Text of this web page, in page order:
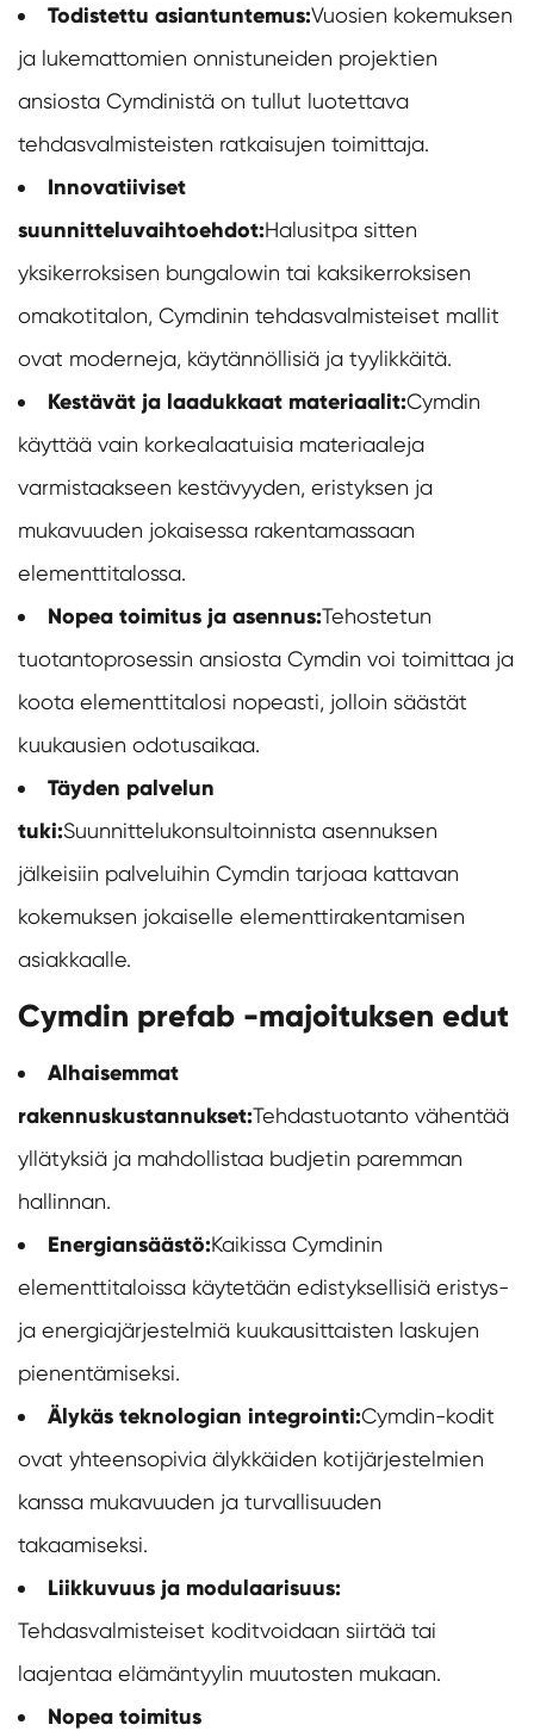
Todistettu asiantuntemus:Vuosien kokemuksen
ja lukemattomien onnistuneiden projektien
ansiosta Cymdinistä on tullut luotettava
tehdasvalmisteisten ratkaisujen toimittaja.
Innovatiiviset
suunnitteluvaihtoehdot:Halusitpa sitten
yksikerroksisen bungalowin tai kaksikerroksisen
omakotitalon, Cymdinin tehdasvalmisteiset mallit
ovat moderneja, käytännöllisiä ja tyylikkäitä.
Kestävät ja laadukkaat materiaalit:Cymdin
käyttää vain korkealaatuisia materiaaleja
varmistaakseen kestävyyden, eristyksen ja
mukavuuden jokaisessa rakentamassaan
elementtitalossa.
Nopea toimitus ja asennus:Tehostetun
tuotantoprosessin ansiosta Cymdin voi toimittaa ja
koota elementtitalosi nopeasti, jolloin säästät
kuukausien odotusaikaa.
Täyden palvelun
tuki:Suunnittelukonsultoinnista asennuksen
jälkeisiin palveluihin Cymdin tarjoaa kattavan
kokemuksen jokaiselle elementtirakentamisen
asiakkaalle.
Cymdin prefab -majoituksen edut
Alhaisemmat
rakennuskustannukset:Tehdastuotanto vähentää
yllätyksiä ja mahdollistaa budjetin paremman
hallinnan.
Energiansäästö:Kaikissa Cymdinin
elementtitaloissa käytetään edistyksellisiä eristys-
ja energiajärjestelmiä kuukausittaisten laskujen
pienentämiseksi.
Älykäs teknologian integrointi:Cymdin-kodit
ovat yhteensopivia älykkäiden kotijärjestelmien
kanssa mukavuuden ja turvallisuuden
takaamiseksi.
Liikkuvuus ja modulaarisuus:
Tehdasvalmisteiset koditvoidaan siirtää tai
laajentaa elämäntyylin muutosten mukaan.
Nopea toimitus